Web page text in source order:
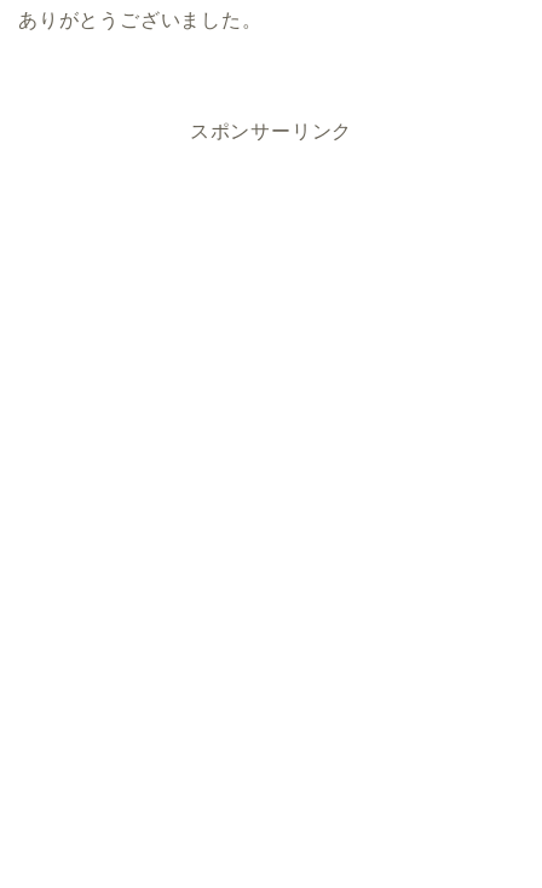
ありがとうございました。
スポンサーリンク